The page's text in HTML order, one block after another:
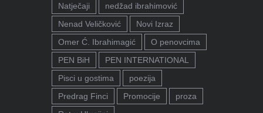
Natječaji
nedžad ibrahimović
Nenad Veličković
Novi Izraz
Omer Ć. Ibrahimagić
O penovcima
PEN BiH
PEN INTERNATIONAL
Pisci u gostima
poezija
Predrag Finci
Promocije
proza